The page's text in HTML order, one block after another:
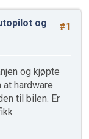
#1
og
og kjøpte
hardware
til bilen. Er